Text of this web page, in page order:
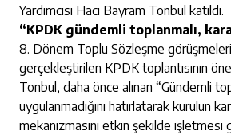
Yardımcısı Hacı Bayram Tonbul katıldı.
“KPDK gündemli toplanmalı,
8. Dönem Toplu Sözleşme
gerçekleştirilen KPDK toplantısının
Tonbul, daha önce alınan “Gündemli
uygulanmadığını hatırlatarak kurulun
mekanizmasını etkin şekilde